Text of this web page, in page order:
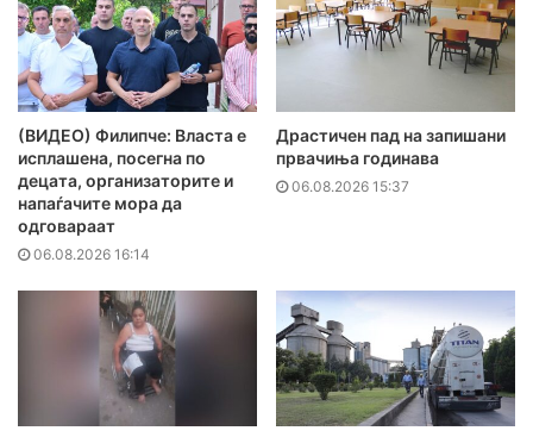
(ВИДЕО) Филипче: Власта е
исплашена, посегна по
децата, организаторите и
напаѓачите мора да
одговараат
06.08.2026 16:14
Драстичен пад на запишани
првачиња годинава
06.08.2026 15:37